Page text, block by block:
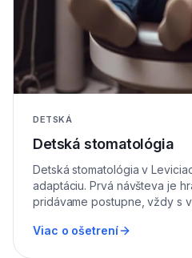
DETSKÁ
Detská stomatológia
Detská stomatológia v
adaptáciu. Prvá návšteva je
pridávame postupne, vždy s
Viac o ošetrení